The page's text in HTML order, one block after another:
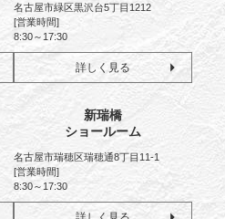
名古屋市緑区黒沢台5丁目1212
[営業時間]
8:30～17:30
詳しく見る
新瑞橋
ショールーム
名古屋市瑞穂区瑞穂通8丁目11-1
[営業時間]
8:30～17:30